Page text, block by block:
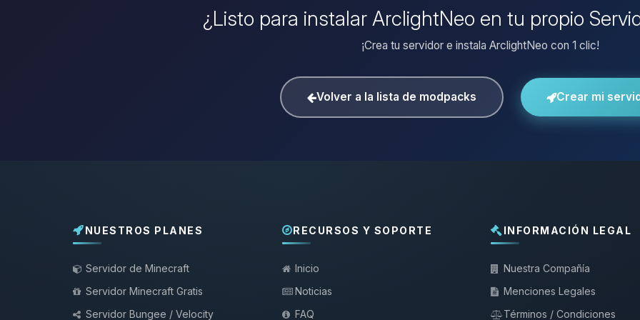
¿Listo para instalar ArclightNeo en tu propio
¡Crea tu servidor e instala ArclightNeo con 1 clic!
Volver a la lista de modpacks Crear mi
NUESTROS PLANES
Servidor de Minecraft
Servidor Minecraft Gratis
Servidor Bungee / Velocity
RECURSOS Y SOPORTE
Inicio
Noticias
FAQ
INFORMACIÓN LEGAL
Nuestra Compañía
Menciones Legales
Términos / Condiciones